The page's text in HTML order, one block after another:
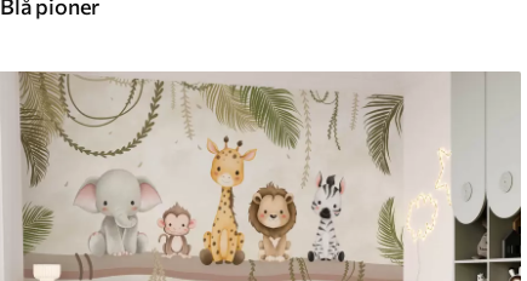
Blå pioner